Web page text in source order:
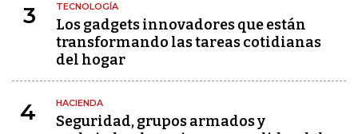
3 TECNOLOGÍA
Los gadgets innovadores que están
transformando las tareas cotidianas
del hogar
4 HACIENDA
Seguridad, grupos armados y